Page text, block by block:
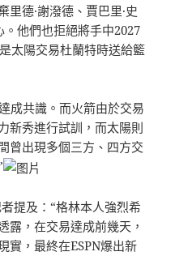
德·謝潑德、賈巴里·史
。他們也拒絕將手中2027
太陽交易杜蘭特時送給籃
成共識。而火箭由於交易
新秀進行試訓，而太陽則
曾出現多個三方、四方交
提及：“格林本人強烈希
露，在交易達成前幾天，
實，最終在ESPN爆出新